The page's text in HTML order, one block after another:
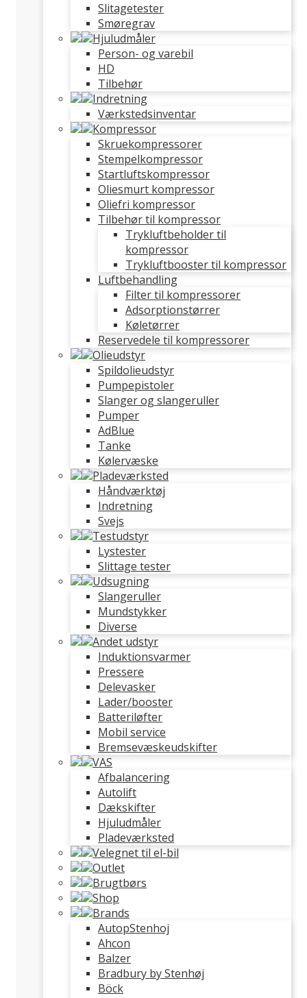
Slitagetester
Smøregrav
Hjuludmåler
Person- og varebil
HD
Tilbehør
Indretning
Værkstedsinventar
Kompressor
Skruekompressorer
Stempelkompressor
Startluftskompressor
Oliesmurt kompressor
Oliefri kompressor
Tilbehør til kompressor
Trykluftbeholder til
kompressor
Trykluftbooster til kompressor
Luftbehandling
Filter til kompressorer
Adsorptionstørrer
Køletørrer
Reservedele til kompressorer
Olieudstyr
Spildolieudstyr
Pumpepistoler
Slanger og slangeruller
Pumper
AdBlue
Tanke
Kølervæske
Pladeværksted
Håndværktøj
Indretning
Svejs
Testudstyr
Lystester
Slittage tester
Udsugning
Slangeruller
Mundstykker
Diverse
Andet udstyr
Induktionsvarmer
Pressere
Delevasker
Lader/booster
Batteriløfter
Mobil service
Bremsevæskeudskifter
VAS
Afbalancering
Autolift
Dækskifter
Hjuludmåler
Pladeværksted
Velegnet til el-bil
Outlet
Brugtbørs
Shop
Brands
AutopStenhoj
Ahcon
Balzer
Bradbury by Stenhøj
Böck